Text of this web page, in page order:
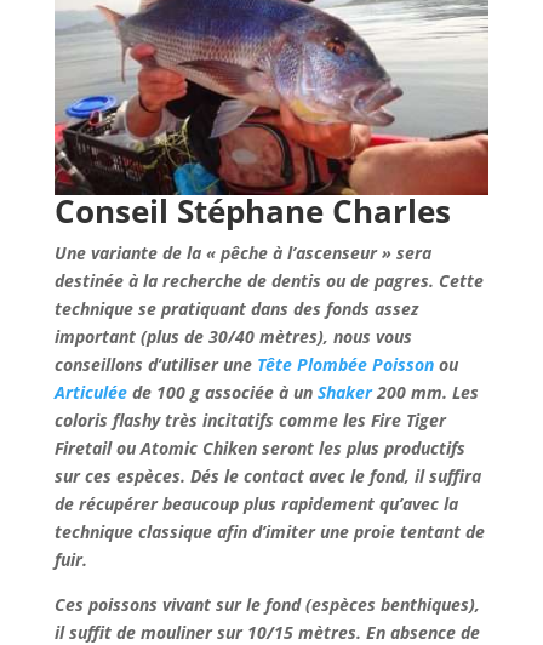
Conseil Stéphane Charles
Une variante de la « pêche à l’ascenseur » sera
destinée à la recherche de dentis ou de pagres. Cette
technique se pratiquant dans des fonds assez
important (plus de 30/40 mètres), nous vous
conseillons d’utiliser une Tête Plombée Poisson ou
Articuléede 100 g associée à un Shaker200 mm. Les
coloris flashy très incitatifs comme les Fire Tiger
Firetail ou Atomic Chiken seront les plus productifs
sur ces espèces. Dés le contact avec le fond, il suffira
de récupérer beaucoup plus rapidement qu’avec la
technique classique afin d’imiter une proie tentant de
fuir.
Ces poissons vivant sur le fond (espèces benthiques),
il suffit de mouliner sur 10/15 mètres. En absence de